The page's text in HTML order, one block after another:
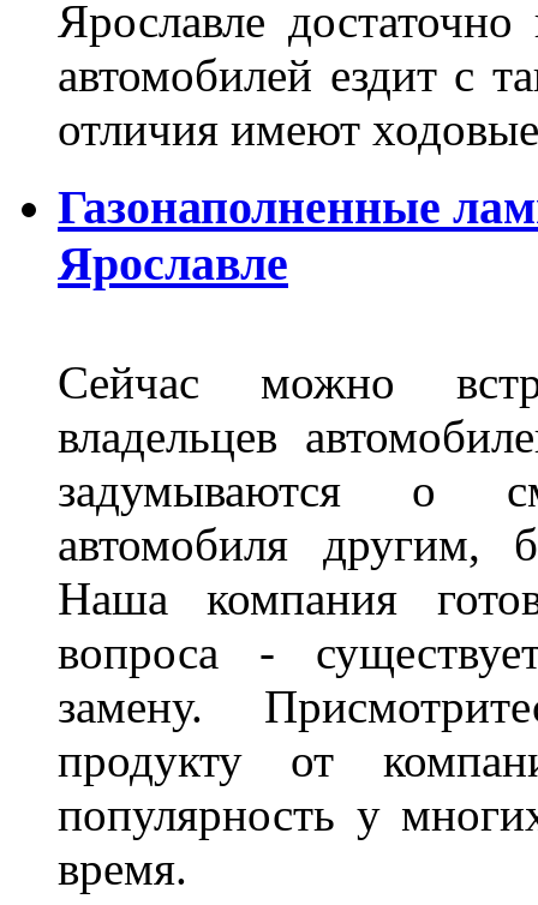
Ярославле
автомобилей ездит с
отличия имеют
Газонаполненные
Ярославле
Сейчас можно
владельцев
задумываются о
автомобиля другим,
Наша компания
вопроса -
замену.
продукту от
популярность у
время.